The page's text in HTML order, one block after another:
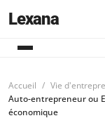
Lexana
Accueil
Vie
Auto-entrepreneur ou
économique